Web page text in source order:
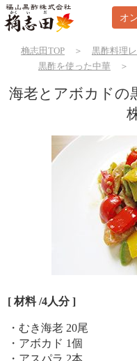
オ
桷志田TOP ＞ 黒酢料理
黒酢を使った中華 ＞
海老とアボカドの
[ 材料 /4人分 ]
・むき海老 20尾
・アボカド 1個
・アスパラ 2本